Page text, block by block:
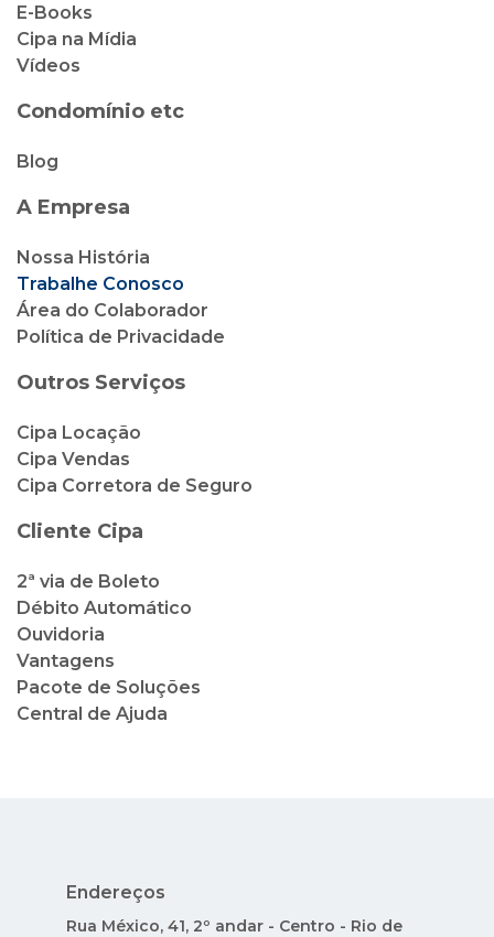
E-Books
Cipa na Mídia
Vídeos
Condomínio etc
Blog
A Empresa
Nossa História
Trabalhe Conosco
Área do Colaborador
Política de Privacidade
Outros Serviços
Cipa Locação
Cipa Vendas
Cipa Corretora de Seguro
Cliente Cipa
2ª via de Boleto
Débito Automático
Ouvidoria
Vantagens
Pacote de Soluções
Central de Ajuda
Endereços
Rua México, 41, 2º andar - Centro - Rio de